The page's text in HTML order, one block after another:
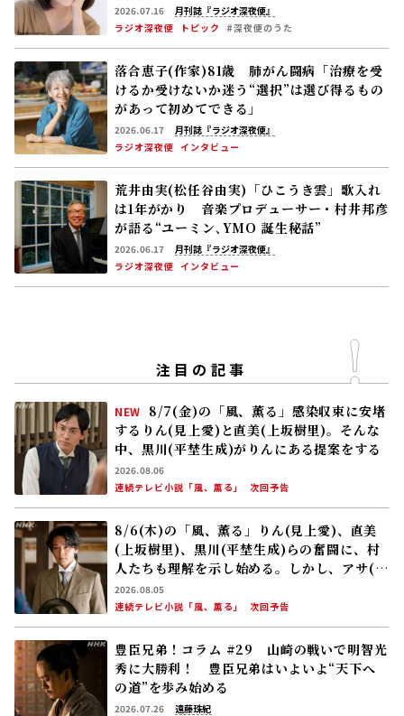
2026.07.16
月刊誌『ラジオ深夜便』
ラジオ深夜便
トピック #深夜便のうた
落合恵子(作家)81歳 肺がん闘病「治療を受
けるか受けないか迷う――“選択”は選び得るもの
があって初めてできる」
2026.06.17
月刊誌『ラジオ深夜便』
ラジオ深夜便 インタビュー
荒井由実(松任谷由実)「ひこうき雲」歌入れ
は1年がかり 音楽プロデューサー・村井邦彦
が語る“ユーミン､YMO 誕生秘話”
2026.06.17
月刊誌『ラジオ深夜便』
ラジオ深夜便 インタビュー
注目の記事
NEW
8/7(金)の「風、薫る」感染収束に安堵
するりん(見上愛)と直美(上坂樹里)。そんな
中、黒川(平埜生成)がりんにある提案をする
2026.08.06
連続テレビ小説「風、薫る」
次回予告
8/6(木)の「風、薫る」りん(見上愛)、直美
(上坂樹里)、黒川(平埜生成)らの奮闘に、村
人たちも理解を示し始める。しかし、アサ(美
山加恋)の容体はなかなか改善せず……
2026.08.05
連続テレビ小説「風、薫る」
次回予告
豊臣兄弟！コラム #29 山崎の戦いで明智光
秀に大勝利！ 豊臣兄弟はいよいよ“天下へ
の道”を歩み始める
2026.07.26
遠藤珠紀